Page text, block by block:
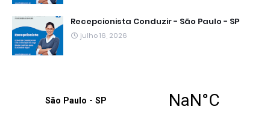
Recepcionista Conduzir - São Paulo - SP
julho 16, 2026